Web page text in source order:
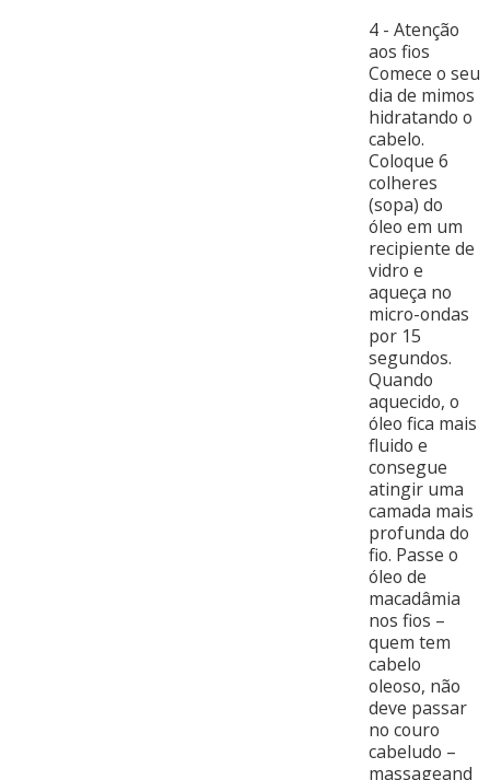
4 - Atenção
aos fios
Comece o seu
dia de mimos
hidratando o
cabelo.
Coloque 6
colheres
(sopa) do
óleo em um
recipiente de
vidro e
aqueça no
micro-ondas
por 15
segundos.
Quando
aquecido, o
óleo fica mais
fluido e
consegue
atingir uma
camada mais
profunda do
fio. Passe o
óleo de
macadâmia
nos fios –
quem tem
cabelo
oleoso, não
deve passar
no couro
cabeludo –
massageand